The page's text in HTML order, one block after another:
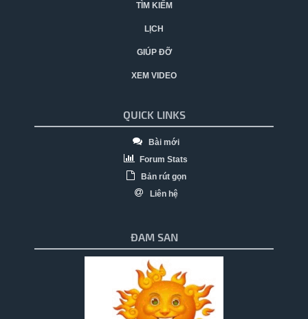
TÌM KIẾM
LỊCH
GIÚP ĐỠ
XEM VIDEO
QUICK LINKS
Bài mới
Forum Stats
Bản rút gọn
Liên hệ
ĐAM SAN